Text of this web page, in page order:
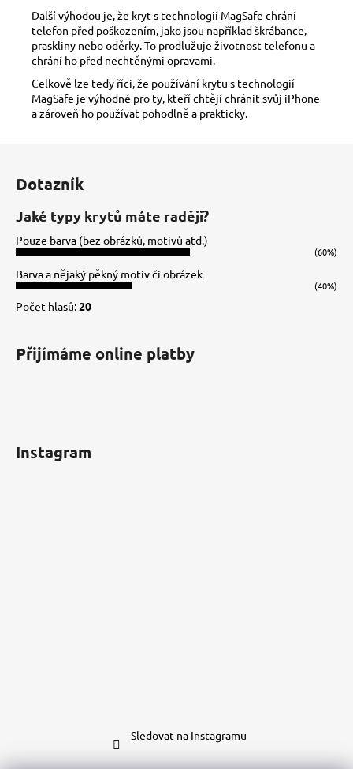
Další výhodou je, že kryt s technologií MagSafe chrání
telefon před poškozením, jako jsou například škrábance,
praskliny nebo oděrky. To prodlužuje životnost telefonu a
chrání ho před nechtěnými opravami.
Celkově lze tedy říci, že používání krytu s technologií
MagSafe je výhodné pro ty, kteří chtějí chránit svůj iPhone
a zároveň ho používat pohodlně a prakticky.
Dotazník
Jaké typy krytů máte raději?
Pouze barva (bez obrázků, motivů atd.)
(60%)
Barva a nějaký pěkný motiv či obrázek
(40%)
Počet hlasů:20
Přijímáme online platby
Instagram
Sledovat na Instagramu